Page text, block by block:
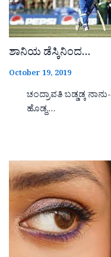
ಶಾನಿಯ ಡೆಸ್ಕಿನಿಂದ…
October 19, 2019
ಚಂದ್ರಾವತಿ ಬಡ್ಡಡ್ಕ
ಹೊಡ್ದ,…